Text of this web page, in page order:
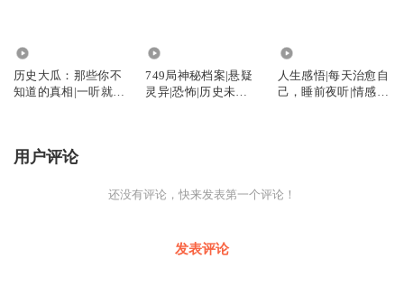
历史大瓜：那些你不
知道的真相|一听就上
749局神秘档案|悬疑
灵异|恐怖|历史未解
人生感悟|每天治愈自
己，睡前夜听|情感电
用户评论
还没有评论，快来发表第一个评论！
发表评论